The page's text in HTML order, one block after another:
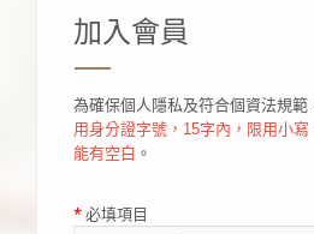
加入會員
為確保個人隱私及符合個資法規範
用身分證字號，15字內，限用小
能有空白 。
*必填項目